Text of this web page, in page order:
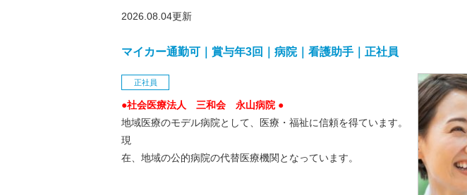
2026.08.04更新
マイカー通勤可｜賞与年3回｜病院｜看護助手｜正社員
正社員
●社会医療法人 三和会 永山病院 ●
地域医療のモデル病院として、医療・福祉に信頼を得ています。
現
在、地域の公的病院の代替医療機関となっています。